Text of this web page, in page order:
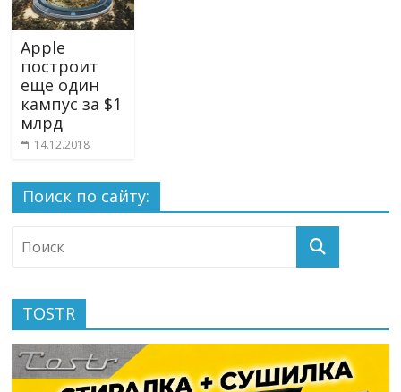
Apple
построит
еще один
кампус за $1
млрд
14.12.2018
Поиск по сайту:
TOSTR